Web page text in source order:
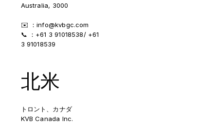
Australia, 3000
✉️ ：info@kvbgc.com
📞 ：+61 3 91018538/ +61
3 91018539
北米
トロント、カナダ
KVB Canada Inc.